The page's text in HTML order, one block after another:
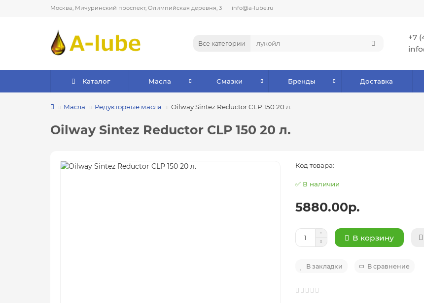
Москва, Мичуринский проспект, Олимпийская деревня, 3 info@a-lube.ru
Все категории
+7
Каталог Масла Смазки Бренды Доставка
Масла Редукторные масла Oilway Sintez Reductor CLP 150 20 л.
Oilway Sintez Reductor CLP 150 20 л.
Код товара:
✅ В наличии
5880.00р.
В корзину
В закладки В сравнение